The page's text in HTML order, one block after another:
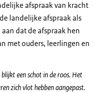
afspraak van kracht
landelijke afspraak als
dat de afspraak hen
met ouders, leerlingen en
een schot in de roos. Het
zich vlot hebben aangepast.